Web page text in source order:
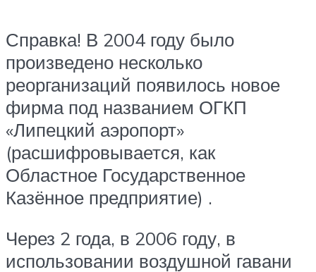
Справка! В 2004 году было
произведено несколько
реорганизаций появилось новое
фирма под названием ОГКП
«Липецкий аэропорт»
(расшифровывается, как
Областное Государственное
Казённое предприятие) .
Через 2 года, в 2006 году, в
использовании воздушной гавани